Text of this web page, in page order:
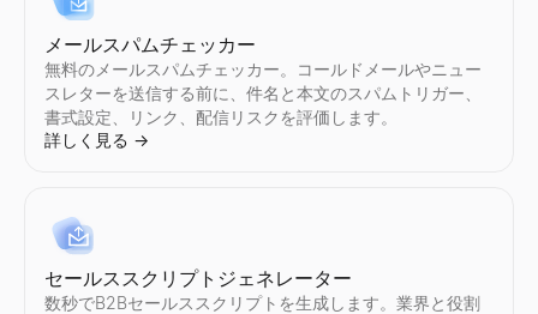
メールスパムチェッカー
無料のメールスパムチェッカー。コールドメールやニュー
スレターを送信する前に、件名と本文のスパムトリガー、
書式設定、リンク、配信リスクを評価します。
詳しく見る →
セールススクリプトジェネレーター
数秒でB2Bセールススクリプトを生成します。業界と役割